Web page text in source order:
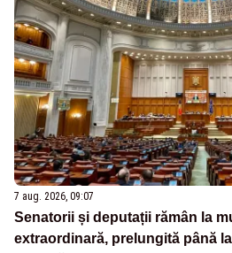
7 aug. 2026, 09:07
Senatorii și deputații rămân la
extraordinară, prelungită până